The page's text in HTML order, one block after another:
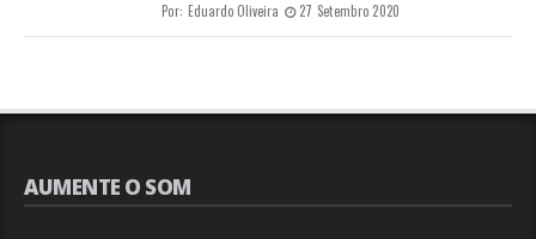
Por: Eduardo Oliveira 27 Setembro 2020
AUMENTE O SOM